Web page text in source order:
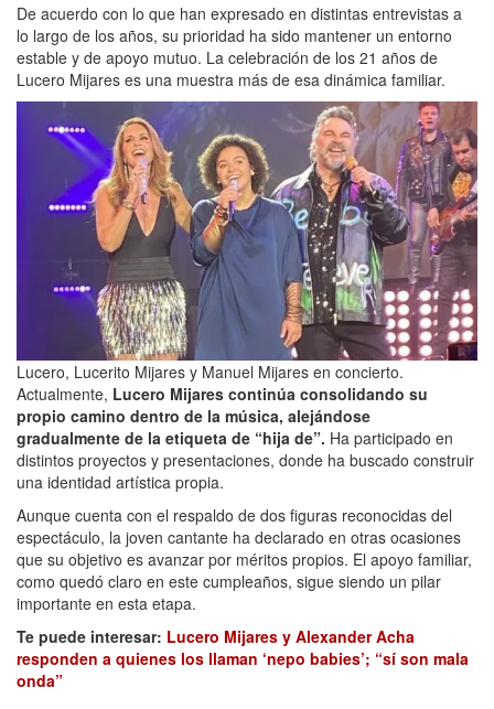
De acuerdo con lo que han expresado en distintas entrevistas a
lo largo de los años, su prioridad ha sido mantener un entorno
estable y de apoyo mutuo. La celebración de los 21 años de
Lucero Mijares es una muestra más de esa dinámica familiar.
Lucero, Lucerito Mijares y Manuel Mijares en concierto.
Actualmente, Lucero Mijares continúa consolidando su
propio camino dentro de la música, alejándose
gradualmente de la etiqueta de “hija de”. Ha participado en
distintos proyectos y presentaciones, donde ha buscado construir
una identidad artística propia.
Aunque cuenta con el respaldo de dos figuras reconocidas del
espectáculo, la joven cantante ha declarado en otras ocasiones
que su objetivo es avanzar por méritos propios. El apoyo familiar,
como quedó claro en este cumpleaños, sigue siendo un pilar
importante en esta etapa.
Te puede interesar: Lucero Mijares y Alexander Acha
responden a quienes los llaman ‘nepo babies’; “sí son mala
onda”